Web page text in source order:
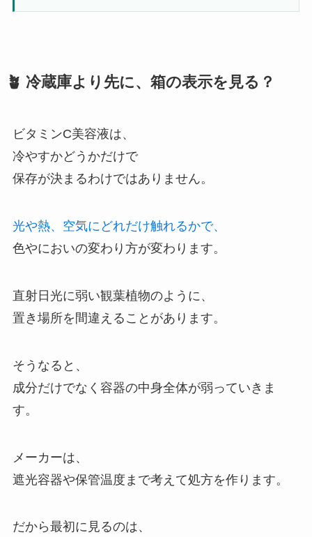
🪴 冷蔵庫より先に、箱の表示を見る？
ビタミンC美容液は、
冷やすかどうかだけで
保存が決まるわけではありません。
光や熱、空気にどれだけ触れるかで、
色やにおいの変わり方が変わります。
直射日光に弱い観葉植物のように、
置き場所を間違えることがあります。
そうなると、
成分だけでなく容器の中身全体が弱っていきま
す。
メーカーは、
遮光容器や保管温度まで考えて処方を作ります。
だから最初に見るのは、